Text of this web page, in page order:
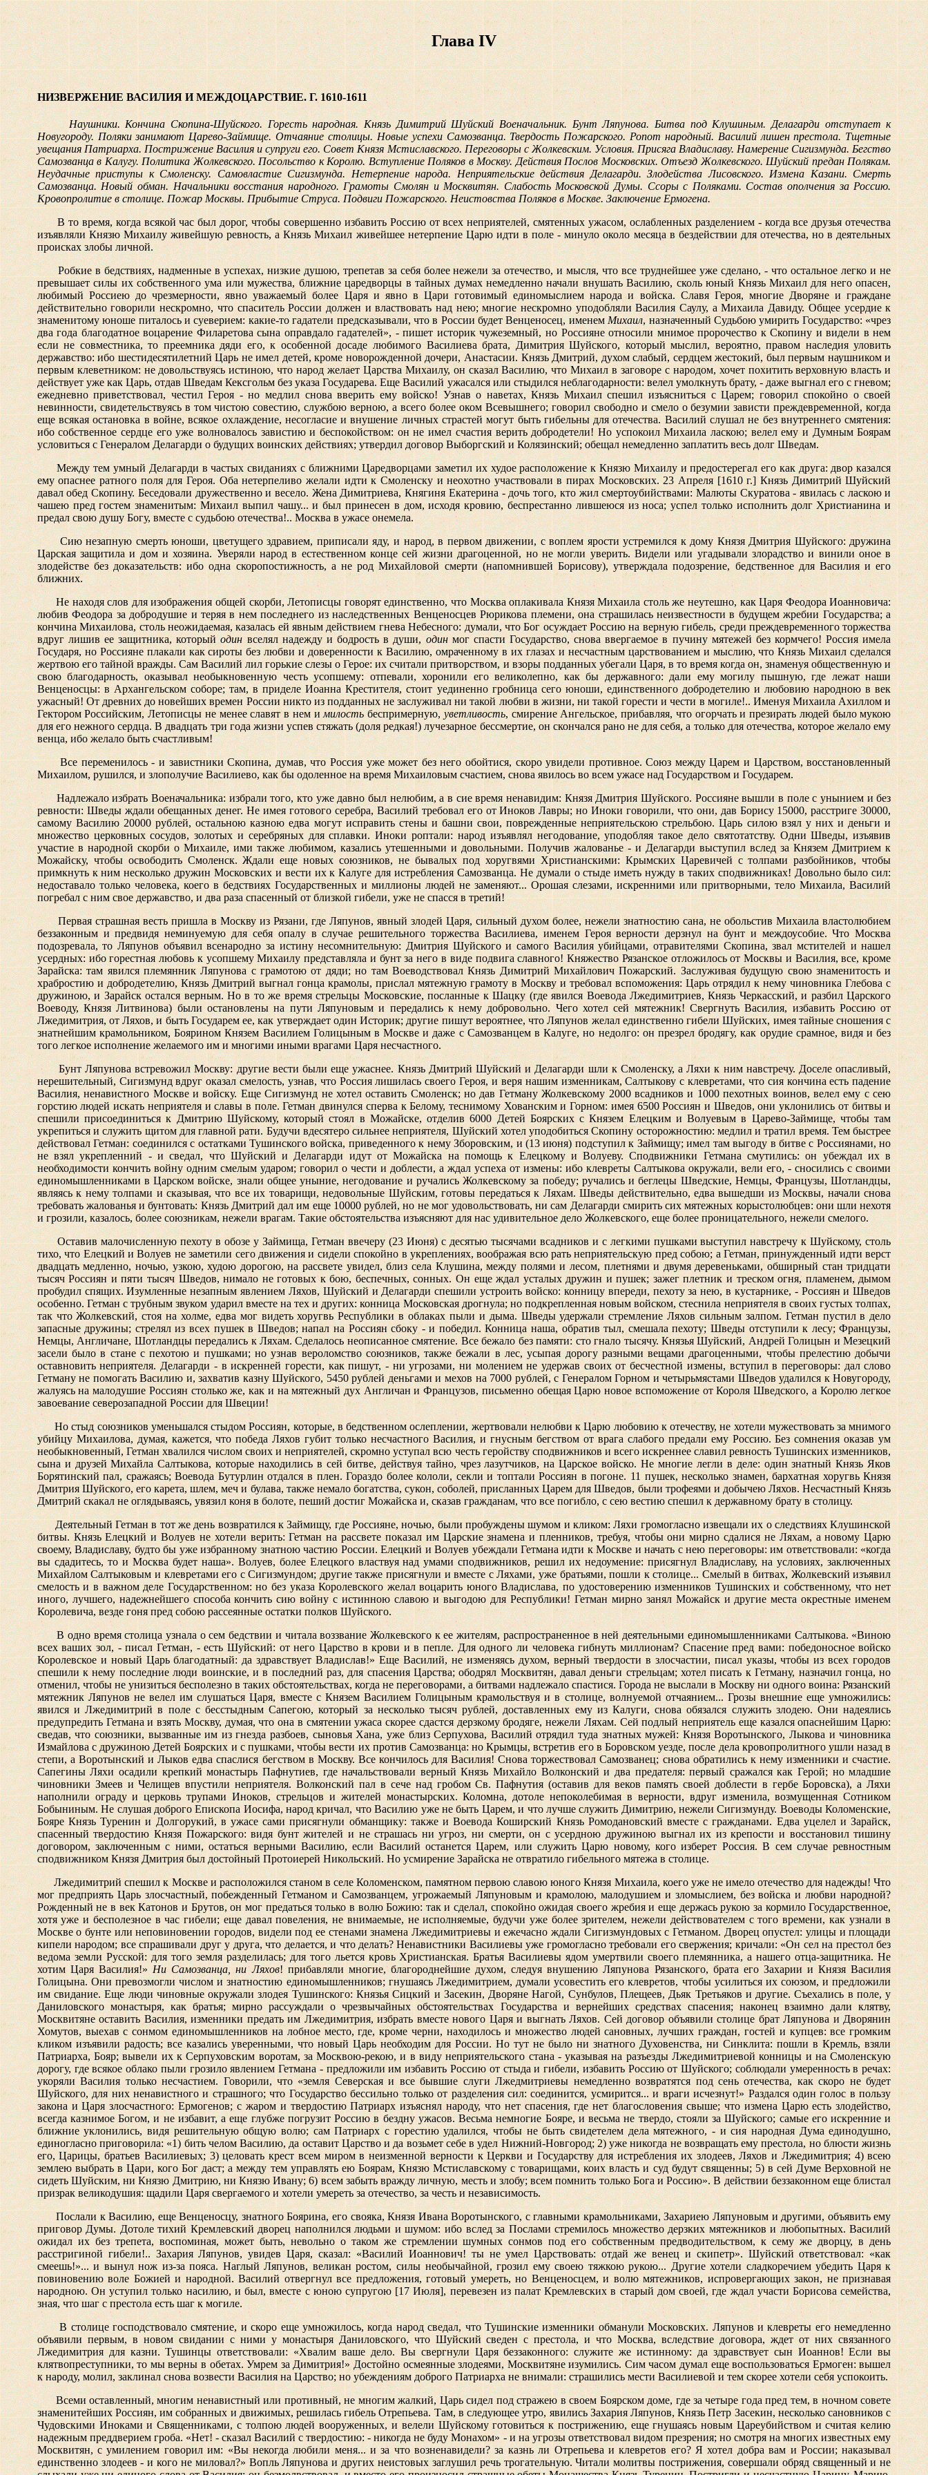
Глава IV
НИЗВЕРЖЕНИЕ ВАСИЛИЯ И МЕЖДОЦАРСТВИЕ. Г. 1610-1611
Наушники. Кончина Скопина-Шуйского. Горесть народная. Князь Димитрий Шуйский Военачальник. Бунт Ляпунова. Битва под Клушиным. Делагарди отступает к
Новугороду. Поляки занимают Царево-Займище. Отчаяние столицы. Новые успехи Самозванца. Твердость Пожарского. Ропот народный. Василий лишен престола. Тщетные
увещания Патриарха. Пострижение Василия и супруги его. Совет Князя Мстиславского. Переговоры с Жолкевским. Условия. Присяга Владиславу. Намерение Сигизмунда. Бегство
Самозванца в Калугу. Политика Жолкевского. Посольство к Королю. Вступление Поляков в Москву. Действия Послов Московских. Отъезд Жолкевского. Шуйский предан Полякам.
Неудачные приступы к Смоленску. Самовластие Сигизмунда. Нетерпение народа. Неприятельские действия Делагарди. Злодейства Лисовского. Измена Казани. Смерть
Самозванца. Новый обман. Начальники восстания народного. Грамоты Смолян и Москвитян. Слабость Московской Думы. Ссоры с Поляками. Состав ополчения за Россию.
Кровопролитие в столице. Пожар Москвы. Прибытие Струса. Подвиги Пожарского. Неистовства Поляков в Москве. Заключение Ермогена.
В то время, когда всякой час был дорог, чтобы совершенно избавить Россию от всех неприятелей, смятенных ужасом, ослабленных разделением - когда все друзья отечества
изъявляли Князю Михаилу живейшую ревность, а Князь Михаил живейшее нетерпение Царю идти в поле - минуло около месяца в бездействии для отечества, но в деятельных
происках злобы личной.
Робкие в бедствиях, надменные в успехах, низкие душою, трепетав за себя более нежели за отечество, и мысля, что все труднейшее уже сделано, - что остальное легко и не
превышает силы их собственного ума или мужества, ближние царедворцы в тайных думах немедленно начали внушать Василию, сколь юный Князь Михаил для него опасен,
любимый Россиею до чрезмерности, явно уважаемый более Царя и явно в Цари готовимый единомыслием народа и войска. Славя Героя, многие Дворяне и граждане
действительно говорили нескромно, что спаситель России должен и властвовать над нею; многие нескромно уподобляли Василия Саулу, а Михаила Давиду. Общее усердие к
знаменитому юноше питалось и суеверием: какие-то гадатели предсказывали, что в России будет Венценосец, именемМихаил, назначенный Судьбою умирить Государство: «чрез
два года благодатное воцарение Филаретова сына оправдало гадателей», - пишет историк чужеземный, но Россияне относили мнимое пророчество к Скопину и видели в нем
если не совместника, то преемника дяди его, к особенной досаде любимого Василиева брата, Димитрия Шуйского, который мыслил, вероятно, правом наследия уловить
державство: ибо шестидесятилетний Царь не имел детей, кроме новорожденной дочери, Анастасии. Князь Дмитрий, духом слабый, сердцем жестокий, был первым наушником и
первым клеветником: не довольствуясь истиною, что народ желает Царства Михаилу, он сказал Василию, что Михаил в заговоре с народом, хочет похитить верховную власть и
действует уже как Царь, отдав Шведам Кексгольм без указа Государева. Еще Василий ужасался или стыдился неблагодарности: велел умолкнуть брату, - даже выгнал его с гневом;
ежедневно приветствовал, честил Героя - но медлил снова вверить ему войско! Узнав о наветах, Князь Михаил спешил изъясниться с Царем; говорил спокойно о своей
невинности, свидетельствуясь в том чистою совестию, службою верною, а всего более оком Всевышнего; говорил свободно и смело о безумии зависти преждевременной, когда
еще всякая остановка в войне, всякое охлаждение, несогласие и внушение личных страстей могут быть гибельны для отечества. Василий слушал не без внутреннего смятения:
ибо собственное сердце его уже волновалось завистию и беспокойством: он не имел счастия верить добродетели! Но успокоил Михаила ласкою; велел ему и Думным Боярам
условиться с Генералом Делагарди о будущих воинских действиях; утвердил договор Выборгский и Колязинский; обещал немедленно заплатить весь долг Шведам.
Между тем умный Делагарди в частых свиданиях с ближними Царедворцами заметил их худое расположение к Князю Михаилу и предостерегал его как друга: двор казался
ему опаснее ратного поля для Героя. Оба нетерпеливо желали идти к Смоленску и неохотно участвовали в пирах Московских. 23 Апреля [1610 г.] Князь Димитрий Шуйский
давал обед Скопину. Беседовали дружественно и весело. Жена Димитриева, Княгиня Екатерина - дочь того, кто жил смертоубийствами: Малюты Скуратова - явилась с ласкою и
чашею пред гостем знаменитым: Михаил выпил чашу... и был принесен в дом, исходя кровию, беспрестанно лившеюся из носа; успел только исполнить долг Христианина и
предал свою душу Богу, вместе с судьбою отечества!.. Москва в ужасе онемела.
Сию незапную смерть юноши, цветущего здравием, приписали яду, и народ, в первом движении, с воплем ярости устремился к дому Князя Дмитрия Шуйского: дружина
Царская защитила и дом и хозяина. Уверяли народ в естественном конце сей жизни драгоценной, но не могли уверить. Видели или угадывали злорадство и винили оное в
злодействе без доказательств: ибо одна скоропостижность, а не род Михайловой смерти (напомнившей Борисову), утверждала подозрение, бедственное для Василия и его
ближних.
Не находя слов для изображения общей скорби, Летописцы говорят единственно, что Москва оплакивала Князя Михаила столь же неутешно, как Царя Феодора Иоанновича:
любив Феодора за добродушие и теряя в нем последнего из наследственных Венценосцев Рюрикова племени, она страшилась неизвестности в будущем жребии Государства; а
кончина Михаилова, столь неожидаемая, казалась ей явным действием гнева Небесного: думали, что Бог осуждает Россию на верную гибель, среди преждевременного торжества
вдруг лишив ее защитника, которыйодинвселял надежду и бодрость в души,одинмог спасти Государство, снова ввергаемое в пучину мятежей без кормчего! Россия имела
Государя, но Россияне плакали как сироты без любви и доверенности к Василию, омраченному в их глазах и несчастным царствованием и мыслию, что Князь Михаил сделался
жертвою его тайной вражды. Сам Василий лил горькие слезы о Герое: их считали притворством, и взоры подданных убегали Царя, в то время когда он, знаменуя общественную и
свою благодарность, оказывал необыкновенную честь усопшему: отпевали, хоронили его великолепно, как бы державного: дали ему могилу пышную, где лежат наши
Венценосцы: в Архангельском соборе; там, в приделе Иоанна Крестителя, стоит уединенно гробница сего юноши, единственного добродетелию и любовию народною в век
ужасный! От древних до новейших времен России никто из подданных не заслуживал ни такой любви в жизни, ни такой горести и чести в могиле!.. Именуя Михаила Ахиллом и
Гектором Российским, Летописцы не менее славят в нем имилостьбеспримерную,уветливость, смирение Ангельское, прибавляя, что огорчать и презирать людей было мукою
для его нежного сердца. В двадцать три года жизни успев стяжать (доля редкая!) лучезарное бессмертие, он скончался рано не для себя, а только для отечества, которое желало ему
венца, ибо желало быть счастливым!
Все переменилось - и завистники Скопина, думав, что Россия уже может без него обойтися, скоро увидели противное. Союз между Царем и Царством, восстановленный
Михаилом, рушился, и злополучие Василиево, как бы одоленное на время Михаиловым счастием, снова явилось во всем ужасе над Государством и Государем.
Надлежало избрать Военачальника: избрали того, кто уже давно был нелюбим, а в сие время ненавидим: Князя Дмитрия Шуйского. Россияне вышли в поле с унынием и без
ревности: Шведы ждали обещанных денег. Не имея готового серебра, Василий требовал его от Иноков Лавры; но Иноки говорили, что они, дав Борису 15000, расстриге 30000,
самому Василию 20000 рублей, остальною казною едва могут исправить стены и башни свои, поврежденные неприятельскою стрельбою. Царь силою взял у них и деньги и
множество церковных сосудов, золотых и серебряных для сплавки. Иноки роптали: народ изъявлял негодование, уподобляя такое дело святотатству. Одни Шведы, изъявив
участие в народной скорби о Михаиле, ими также любимом, казались утешенными и довольными. Получив жалованье - и Делагарди выступил вслед за Князем Дмитрием к
Можайску, чтобы освободить Смоленск. Ждали еще новых союзников, не бывалых под хоругвями Христианскими: Крымских Царевичей с толпами разбойников, чтобы
примкнуть к ним несколько дружин Московских и вести их к Калуге для истребления Самозванца. Не думали о стыде иметь нужду в таких сподвижниках! Довольно было сил:
недоставало только человека, коего в бедствиях Государственных и миллионы людей не заменяют... Орошая слезами, искренними или притворными, тело Михаила, Василий
погребал с ним свое державство, и два раза спасенный от близкой гибели, уже не спасся в третий!
Первая страшная весть пришла в Москву из Рязани, где Ляпунов, явный злодей Царя, сильный духом более, нежели знатностию сана, не обольстив Михаила властолюбием
беззаконным и предвидя неминуемую для себя опалу в случае решительного торжества Василиева, именем Героя верности дерзнул на бунт и междоусобие. Что Москва
подозревала, то Ляпунов объявил всенародно за истину несомнительную: Дмитрия Шуйского и самого Василия убийцами, отравителями Скопина, звал мстителей и нашел
усердных: ибо горестная любовь к усопшему Михаилу представляла и бунт за него в виде подвига славного! Княжество Рязанское отложилось от Москвы и Василия, все, кроме
Зарайска: там явился племянник Ляпунова с грамотою от дяди; но там Воеводствовал Князь Димитрий Михайлович Пожарский. Заслуживая будущую свою знаменитость и
храбростию и добродетелию, Князь Дмитрий выгнал гонца крамолы, прислал мятежную грамоту в Москву и требовал вспоможения: Царь отрядил к нему чиновника Глебова с
дружиною, и Зарайск остался верным. Но в то же время стрельцы Московские, посланные к Шацку (где явился Воевода Лжедимитриев, Князь Черкасский, и разбил Царского
Воеводу, Князя Литвинова) были остановлены на пути Ляпуновым и передались к нему добровольно. Чего хотел сей мятежник! Свергнуть Василия, избавить Россию от
Лжедимитрия, от Ляхов, и быть Государем ее, как утверждает один Историк; другие пишут вероятнее, что Ляпунов желал единственно гибели Шуйских, имея тайные сношения с
знатнейшим крамольником, Боярином Князем Василием Голицыным в Москве и даже с Самозванцем в Калуге, но недолго: он презрел бродягу, как орудие срамное, видя и без
того легкое исполнение желаемого им и многими иными врагами Царя несчастного.
Бунт Ляпунова встревожил Москву: другие вести были еще ужаснее. Князь Дмитрий Шуйский и Делагарди шли к Смоленску, а Ляхи к ним навстречу. Доселе опасливый,
нерешительный, Сигизмунд вдруг оказал смелость, узнав, что Россия лишилась своего Героя, и веря нашим изменникам, Салтыкову с клевретами, что сия кончина есть падение
Василия, ненавистного Москве и войску. Еще Сигизмунд не хотел оставить Смоленск; но дав Гетману Жолкевскому 2000 всадников и 1000 пехотных воинов, велел ему с сею
горстию людей искать неприятеля и славы в поле. Гетман двинулся сперва к Белому, теснимому Хованским и Горном: имея 6500 Россиян и Шведов, они уклонились от битвы и
спешили присоединиться к Дмитрию Шуйскому, который стоял в Можайске, отделив 6000 Детей Боярских с Князем Елецким и Волуевым в Царево-Займище, чтобы там
укрепиться и служить щитом для главной рати. Будучи вдесятеро сильнее неприятеля, Шуйский хотел уподобиться Скопину осторожностию: медлил и тратил время. Тем быстрее
действовал Гетман: соединился с остатками Тушинского войска, приведенного к нему Зборовским, и (13 июня) подступил к Займищу; имел там выгоду в битве с Россиянами, но
не взял укрепленний - и сведал, что Шуйский и Делагарди идут от Можайска на помощь к Елецкому и Волуеву. Сподвижники Гетмана смутились: он убеждал их в
необходимости кончить войну одним смелым ударом; говорил о чести и доблести, а ждал успеха от измены: ибо клевреты Салтыкова окружали, вели его, - сносились с своими
единомышленниками в Царском войске, знали общее уныние, негодование и ручались Жолкевскому за победу; ручались и беглецы Шведские, Немцы, Французы, Шотландцы,
являясь к нему толпами и сказывая, что все их товарищи, недовольные Шуйским, готовы передаться к Ляхам. Шведы действительно, едва вышедши из Москвы, начали снова
требовать жалованья и бунтовать: Князь Дмитрий дал им еще 10000 рублей, но не мог удовольствовать, ни сам Делагарди смирить сих мятежных корыстолюбцев: они шли нехотя
и грозили, казалось, более союзникам, нежели врагам. Такие обстоятельства изъясняют для нас удивительное дело Жолкевского, еще более проницательного, нежели смелого.
Оставив малочисленную пехоту в обозе у Займища, Гетман ввечеру (23 Июня) с десятью тысячами всадников и с легкими пушками выступил навстречу к Шуйскому, столь
тихо, что Елецкий и Волуев не заметили сего движения и сидели спокойно в укреплениях, воображая всю рать неприятельскую пред собою; а Гетман, принужденный идти верст
двадцать медленно, ночью, узкою, худою дорогою, на рассвете увидел, близ села Клушина, между полями и лесом, плетнями и двумя деревеньками, обширный стан тридцати
тысяч Россиян и пяти тысяч Шведов, нимало не готовых к бою, беспечных, сонных. Он еще ждал усталых дружин и пушек; зажег плетник и треском огня, пламенем, дымом
пробудил спящих. Изумленные незапным явлением Ляхов, Шуйский и Делагарди спешили устроить войско: конницу впереди, пехоту за нею, в кустарнике, - Россиян и Шведов
особенно. Гетман с трубным звуком ударил вместе на тех и других: конница Московская дрогнула; но подкрепленная новым войском, стеснила неприятеля в своих густых толпах,
так что Жолкевский, стоя на холме, едва мог видеть хоругвь Республики в облаках пыли и дыма. Шведы удержали стремление Ляхов сильным залпом. Гетман пустил в дело
запасные дружины; стрелял из всех пушек в Шведов; напал на Россиян сбоку - и победил. Конница наша, обратив тыл, смешала пехоту; Шведы отступили к лесу; Французы,
Немцы, Англичане, Шотландцы передались к Ляхам. Сделалось неописанное смятение. Все бежало без памяти: сто гнало тысячу. Князья Шуйский, Андрей Голицын и Мезецкий
засели было в стане с пехотою и пушками; но узнав вероломство союзников, также бежали в лес, усыпая дорогу разными вещами драгоценными, чтобы прелестию добычи
оставновить неприятеля. Делагарди - в искренней горести, как пишут, - ни угрозами, ни молением не удержав своих от бесчестной измены, вступил в переговоры: дал слово
Гетману не помогать Василию и, захватив казну Шуйского, 5450 рублей деньгами и мехов на 7000 рублей, с Генералом Горном и четырьмястами Шведов удалился к Новугороду,
жалуясь на малодушие Россиян столько же, как и на мятежный дух Англичан и Французов, письменно обещая Царю новое вспоможение от Короля Шведского, а Королю легкое
завоевание северозападной России для Швеции!
Но стыд союзников уменьшался стыдом Россиян, которые, в бедственном ослеплении, жертвовали нелюбви к Царю любовию к отечеству, не хотели мужествовать за мнимого
убийцу Михаилова, думая, кажется, что победа Ляхов губит только несчастного Василия, и гнусным бегством от врага слабого предали ему Россию. Без сомнения оказав ум
необыкновенный, Гетман хвалился числом своих и неприятелей, скромно уступал всю честь геройству сподвижников и всего искреннее славил ревность Тушинских изменников,
сына и друзей Михайла Салтыкова, которые находились в сей битве, действуя тайно, чрез лазутчиков, на Царское войско. Не многие легли в деле: один знатный Князь Яков
Борятинский пал, сражаясь; Воевода Бутурлин отдался в плен. Гораздо более кололи, секли и топтали Россиян в погоне. 11 пушек, несколько знамен, бархатная хоругвь Князя
Дмитрия Шуйского, его карета, шлем, меч и булава, также немало богатства, сукон, соболей, присланных Царем для Шведов, были трофеями и добычею Ляхов. Несчастный Князь
Дмитрий скакал не оглядываясь, увязил коня в болоте, пеший достиг Можайска и, сказав гражданам, что все погибло, с сею вестию спешил к державному брату в столицу.
Деятельный Гетман в тот же день возвратился к Займищу, где Россияне, ночью, были пробуждены шумом и кликом: Ляхи громогласно извещали их о следствиях Клушинской
битвы. Князь Елецкий и Волуев не хотели верить: Гетман на рассвете показал им Царские знамена и пленников, требуя, чтобы они мирно сдалися не Ляхам, а новому Царю
своему, Владиславу, будто бы уже избранному знатною частию России. Елецкий и Волуев убеждали Гетмана идти к Москве и начать с нею переговоры: им ответствовали: «когда
вы сдадитесь, то и Москва будет наша». Волуев, более Елецкого властвуя над умами сподвижников, решил их недоумение: присягнул Владиславу, на условиях, заключенных
Михайлом Салтыковым и клевретами его с Сигизмундом; другие также присягнули и вместе с Ляхами, уже братьями, пошли к столице... Смелый в битвах, Жолкевский изъявил
смелость и в важном деле Государственном: но без указа Королевского желал воцарить юного Владислава, по удостоверению изменников Тушинских и собственному, что нет
иного, лучшего, надежнейшего способа кончить сию войну с истинною славою и выгодою для Республики! Гетман мирно занял Можайск и другие места окрестные именем
Королевича, везде гоня пред собою рассеянные остатки полков Шуйского.
В одно время столица узнала о сем бедствии и читала воззвание Жолкевского к ее жителям, распространенное в ней деятельными единомышленниками Салтыкова. «Виною
всех ваших зол, - писал Гетман, - есть Шуйский: от него Царство в крови и в пепле. Для одного ли человека гибнуть миллионам? Спасение пред вами: победоносное войско
Королевское и новый Царь благодатный: да здравствует Владислав!» Еще Василий, не изменяясь духом, верный твердости в злосчастии, писал указы, чтобы из всех городов
спешили к нему последние люди воинские, и в последний раз, для спасения Царства; ободрял Москвитян, давал деньги стрельцам; хотел писать к Гетману, назначил гонца, но
отменил, чтобы не унизиться бесполезно в таких обстоятельствах, когда не переговорами, а битвами надлежало спастися. Города не выслали в Москву ни одного воина: Рязанский
мятежник Ляпунов не велел им слушаться Царя, вместе с Князем Василием Голицыным крамольствуя и в столице, волнуемой отчаянием... Грозы внешние еще умножились:
явился и Лжедимитрий в поле с бесстыдным Сапегою, который за несколько тысяч рублей, доставленных ему из Калуги, снова обязался служить злодею. Они надеялись
предупредить Гетмана и взять Москву, думая, что она в смятении ужаса скорее сдастся дерзкому бродяге, нежели Ляхам. Сей подлый неприятель еще казался опаснейшим Царю:
сведав, что союзники, вызванные им из гнезда разбоев, сыновья Хана, уже близ Серпухова, Василий отрядил туда знатных мужей: Князя Воротынского, Лыкова и чиновника
Измайлова с дружиною Детей Боярских и с пушками, чтобы вести их против Самозванца: но Крымцы, встретив его в Боровском уезде, после дела кровопролитного ушли назад в
степи, а Воротынский и Лыков едва спаслися бегством в Москву. Все кончилось для Василия! Снова торжествовал Самозванец; снова обратились к нему изменники и счастие.
Сапегины Ляхи осадили крепкий монастырь Пафнутиев, где начальствовали верный Князь Михайло Волконский и два предателя: первый сражался как Герой; но младшие
чиновники Змеев и Челищев впустили неприятеля. Волконский пал в сече над гробом Св. Пафнутия (оставив для веков память своей доблести в гербе Боровска), а Ляхи
наполнили ограду и церковь трупами Иноков, стрельцов и жителей монастырских. Коломна, дотоле непоколебимая в верности, вдруг изменила, возмущенная Сотником
Бобыниным. Не слушая доброго Епископа Иосифа, народ кричал, что Василию уже не быть Царем, и что лучше служить Димитрию, нежели Сигизмунду. Воеводы Коломенские,
Бояре Князь Туренин и Долгорукий, в ужасе сами присягнули обманщику: также и Воевода Коширский Князь Ромодановский вместе с гражданами. Едва уцелел и Зарайск,
спасенный твердостию Князя Пожарского: видя бунт жителей и не страшась ни угроз, ни смерти, он с усердною дружиною выгнал их из крепости и восстановил тишину
договором, заключенным с ними, остаться верными Василию, если Василий останется Царем, или служить Царю новому, кого изберет Россия. В сем случае ревностным
сподвижником Князя Дмитрия был достойный Протоиерей Никольский. Но усмирение Зарайска не отвратило гибельного мятежа в столице.
Лжедимитрий спешил к Москве и расположился станом в селе Коломенском, памятном первою славою юного Князя Михаила, коего уже не имело отечество для надежды! Что
мог предприять Царь злосчастный, побежденный Гетманом и Самозванцем, угрожаемый Ляпуновым и крамолою, малодушием и зломыслием, без войска и любви народной?
Рожденный не в век Катонов и Брутов, он мог предаться только в волю Божию: так и сделал, спокойно ожидая своего жребия и еще держась рукою за кормило Государственное,
хотя уже и бесполезное в час гибели; еще давал повеления, не внимаемые, не исполняемые, будучи уже более зрителем, нежели действователем с того времени, как узнали в
Москве о бунте или неповиновении городов, видели под ее стенами знамена Лжедимитриевы и ежечасно ждали Сигизмундовых с Гетманом. Дворец опустел: улицы и площади
кипели народом; все спрашивали друг у друга, что делается, и что делать? Ненавистники Василиевы уже громогласно требовали его свержения; кричали: «Он сел на престол без
ведома земли Русской: для того земля разделилась; для того льется кровь Христианская. Братья Василиевы ядом умертвили своего племянника, а нашего отца-защитника. Не
хотим Царя Василия!»Ни Самозванца, ни Ляхов! прибавляли многие, благороднейшие духом, следуя внушению Ляпунова Рязанского, брата его Захарии и Князя Василия
Голицына. Они превозмогли числом и знатностию единомышленников; гнушаясь Лжедимитрием, думали усовестить его клевретов, чтобы усилиться их союзом, и предложили
им свидание. Еще люди чиновные окружали злодея Тушинского: Князья Сицкий и Засекин, Дворяне Нагой, Сунбулов, Плещеев, Дьяк Третьяков и другие. Съехались в поле, у
Даниловского монастыря, как братья; мирно рассуждали о чрезвычайных обстоятельствах Государства и вернейших средствах спасения; наконец взаимно дали клятву,
Москвитяне оставить Василия, изменники предать им Лжедимитрия, избрать вместе нового Царя и выгнать Ляхов. Сей договор объявили столице брат Ляпунова и Дворянин
Хомутов, выехав с сонмом единомышленников на лобное место, где, кроме черни, находилось и множество людей сановных, лучших граждан, гостей и купцев: все громким
кликом изъявили радость; все казались уверенными, что новый Царь необходим для России. Но тут не было ни знатного Духовенства, ни Синклита: пошли в Кремль, взяли
Патриарха, Бояр; вывели их к Серпуховским воротам, за Москвою-рекою, и в виду неприятельского стана - указывая на разъезды Лжедимитриевой конницы и на Смоленскую
дорогу, где всякое облако пыли грозило явлением Гетмана - предложили им избавить Россию от стыда и гибели, избавить Россию от Шуйского; соблюдали умеренность в речах:
укоряли Василия только несчастием. Говорили, что «земля Северская и все бывшие слуги Лжедмитриевы немедленно возвратятся под сень отечества, как скоро не будет
Шуйского, для них ненавистного и страшного; что Государство бессильно только от разделения сил: соединится, усмирится... и враги исчезнут!» Раздался один голос в пользу
закона и Царя злосчастного: Ермогенов; с жаром и твердостию Патриарх изъяснял народу, что нет спасения, где нет благословения свыше; что измена Царю есть злодейство,
всегда казнимое Богом, и не избавит, а еще глубже погрузит Россию в бездну ужасов. Весьма немногие Бояре, и весьма не твердо, стояли за Шуйского; самые его искренние и
ближние уклонились, видя решительную общую волю; сам Патриарх с горестию удалился, чтобы не быть свидетелем дела мятежного, - и сия народная Дума единодушно,
единогласно приговорила: «1) бить челом Василию, да оставит Царство и да возьмет себе в удел Нижний-Новгород; 2) уже никогда не возвращать ему престола, но блюсти жизнь
его, Царицы, братьев Василиевых; 3) целовать крест всем миром в неизменной верности к Церкви и Государству для истребления их злодеев, Ляхов и Лжедимитрия; 4) всею
землею выбрать в Цари, кого Бог даст; а между тем управлять ею Боярам, Князю Мстиславскому с товарищами, коих власть и суд будут священны; 5) в сей Думе Верховной не
сидеть Шуйским, ни Князю Дмитрию, ни Князю Ивану; 6) всем забыть вражду личную, месть и злобу; всем помнить только Бога и Россию». В действии беззаконном еще блистал
призрак великодушия: щадили Царя свергаемого и хотели умереть за отечество, за честь и независимость.
Послали к Василию, еще Венценосцу, знатного Боярина, его свояка, Князя Ивана Воротынского, с главными крамольниками, Захариею Ляпуновым и другими, объявить ему
приговор Думы. Дотоле тихий Кремлевский дворец наполнился людьми и шумом: ибо вслед за Послами стремилось множество дерзких мятежников и любопытных. Василий
ожидал их без трепета, воспоминая, может быть, невольно о таком же стремлении шумных сонмов под его собственным предводительством, к сему же дворцу, в день
расстригиной гибели!.. Захария Ляпунов, увидев Царя, сказал: «Василий Иоаннович! ты не умел Царствовать: отдай же венец и скипетр». Шуйский ответствовал: «как
смеешь!»... и вынул нож из-за пояса. Наглый Ляпунов, великан ростом, силы необычайной, грозил ему своею тяжкою рукою... Другие хотели сладкоречием убедить Царя к
повиновению воле Божией и народной. Василий отвергнул все предложения, готовый умереть, но Венценосцем, и волю мятежников, испровергающих закон, не признавая
народною. Он уступил только насилию, и был, вместе с юною супругою [17 Июля], перевезен из палат Кремлевских в старый дом своей, где ждал участи Борисова семейства,
зная, что шаг с престола есть шаг к могиле.
В столице господствовало смятение, и скоро еще умножилось, когда народ сведал, что Тушинские изменники обманули Московских. Ляпунов и клевреты его немедленно
объявили первым, в новом свидании с ними у монастыря Даниловского, что Шуйский сведен с престола, и что Москва, вследствие договора, ждет от них связанного
Лжедимитрия для казни. Тушинцы ответствовали: «Хвалим ваше дело. Вы свергнули Царя беззаконного: служите же истинному: да здравствует сын Иоаннов! Если вы
клятвопреступники, то мы верны в обетах. Умрем за Димитрия!» Достойно осмеянные злодеями, Москвитяне изумились. Сим часом думал еще воспользоваться Ермоген: вышел
к народу, молил, заклинал снова возвести Василия на Царство; но убеждениям доброго Патриарха не внимали: страшились мести Василиевой и тем скорее хотели себя успокоить.
Всеми оставленный, многим ненавистный или противный, не многим жалкий, Царь сидел под стражею в своем Боярском доме, где за четыре года пред тем, в ночном coветe
знаменитейших Россиян, им собранных и движимых, решилась гибель Отрепьева. Там, в следующее утро, явились Захария Ляпунов, Князь Петр Засекин, несколько сановников с
Чудовскими Иноками и Священниками, с толпою людей вооруженных, и велели Шуйскому готовиться к пострижению, еще гнушаясь новым Цареубийством и считая келию
надежным преддверием гроба. «Нет! - сказал Василий с твердостию: - никогда не буду Монахом» - и на угрозы ответствовал видом презрения; но смотря на многих известных ему
Москвитян, с умилением говорил им: «Вы некогда любили меня... и за что возненавидели? за казнь ли Отрепьева и клевретов его? Я хотел добра вам и России; наказывал
единственно злодеев - и кого не миловал?» Вопль Ляпунова и других неистовых заглушил речь трогательную. Читали молитвы пострижения, совершали обряд священный и не